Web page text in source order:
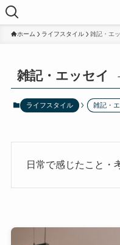
ホーム ライフスタイル 雑記・エ
雑記・エッセイ
ライフスタイル 雑記・
日常で感じたこと・